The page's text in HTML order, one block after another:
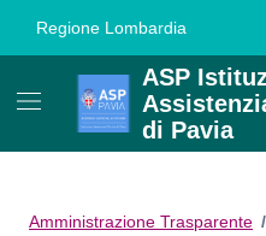
Regione Lombardia
ASP
di Pavia
Amministrazione Trasparente /